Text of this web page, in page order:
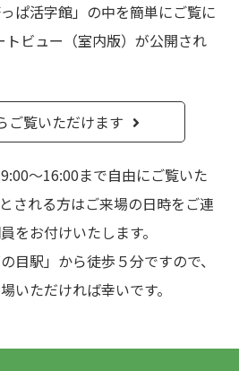
ぱ活字館」の中を簡単にご覧に
ビュー（室内版）が公開され
ご覧いただけます
～16:00まで自由にご覧いた
される方はご来場の日時をご連
をお付けいたします。
目駅」から徒歩５分ですので、
いただければ幸いです。